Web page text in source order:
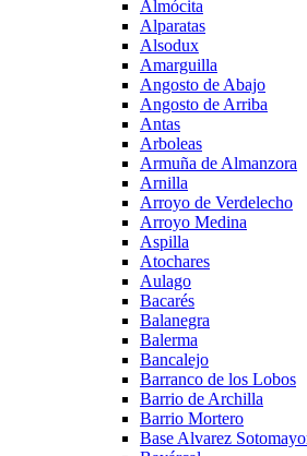
Almócita
Alparatas
Alsodux
Amarguilla
Angosto de Abajo
Angosto de Arriba
Antas
Arboleas
Armuña de Almanzora
Arnilla
Arroyo de Verdelecho
Arroyo Medina
Aspilla
Atochares
Aulago
Bacarés
Balanegra
Balerma
Bancalejo
Barranco de los Lobos
Barrio de Archilla
Barrio Mortero
Base Alvarez